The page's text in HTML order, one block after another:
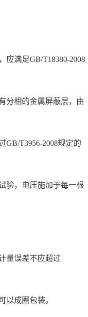
满足GB/T18380-2008
相的金属屏蔽层，由
T3956-2008规定的
，电压施加于每一根
误差不应超过
成圈包装。